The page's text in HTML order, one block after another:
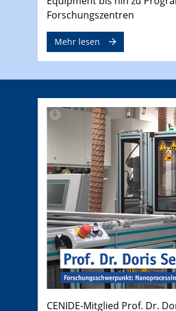
Forschungszentren
Mehr lesen
CENIDE-Mitglied Prof. Dr.